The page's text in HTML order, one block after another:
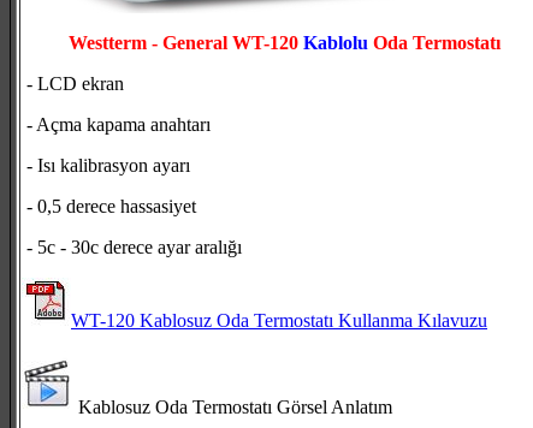
Westterm - General WT-120 Kablolu Oda Termostatı
- LCD ekran
- Açma kapama anahtarı
- Isı kalibrasyon ayarı
- 0,5 derece hassasiyet
- 5c - 30c derece ayar aralığı
WT-120 Kablosuz Oda Termostatı Kullanma Kılavuzu
Kablosuz Oda Termostatı Görsel Anlatım